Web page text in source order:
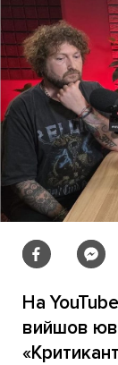
На
вийшов